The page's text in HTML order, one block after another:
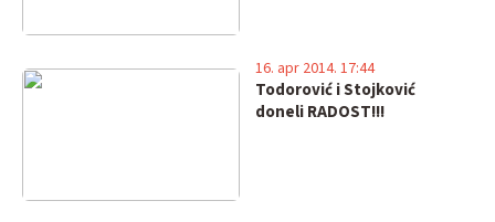
Todorović i Stojković
doneli RADOST!!!
16. apr 2014. 17:44